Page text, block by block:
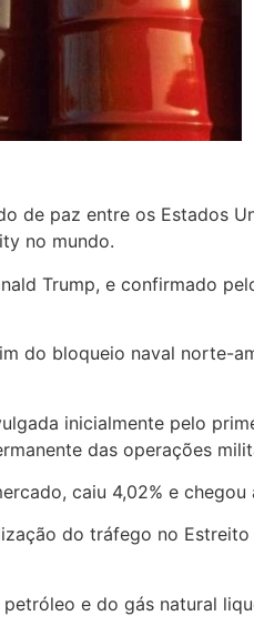
de paz entre os Estados
no mundo.
Trump, e confirmado
do bloqueio naval norte-
inicialmente pelo
das operações
caiu 4,02% e chegou
do tráfego no
e do gás natural